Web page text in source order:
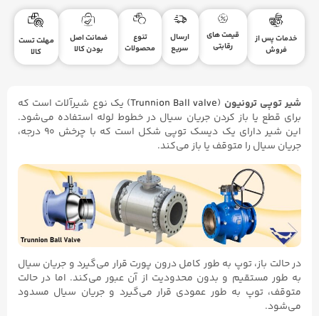
خدمات پس از
فروش
قیمت های
رقابتی
ارسال
سریع
تنوع
محصولات
ضمانت اصل
بودن کالا
مهلت تست
کالا
شیر توپی ترونیون (
Trunnion Ball valve) یک نوع شیرآلات است که
برای قطع یا باز کردن جریان سیال در خطوط لوله استفاده می‌شود.
این شیر دارای یک دیسک توپی شکل است که با چرخش ۹۰ درجه،
جریان سیال را متوقف یا باز می‌کند.
در حالت باز، توپ به طور کامل درون پورت قرار می‌گیرد و جریان سیال
به طور مستقیم و بدون محدودیت از آن عبور می‌کند. اما در حالت
متوقف، توپ به طور عمودی قرار می‌گیرد و جریان سیال مسدود
می‌شود.